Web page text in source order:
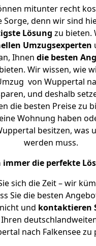
mitunter recht
Sorge, denn wir sind
Lösung zu bieten.
Umzugsexperten
Ihnen die besten
Wir wissen, wie
von Wuppertal
und deshalb
die besten Preise zu
Wohnung haben
besitzen, was
werden muss.
immer die perfekte
sich die Zeit – wir
Sie die besten
und kontaktieren
nach Falkensee zu